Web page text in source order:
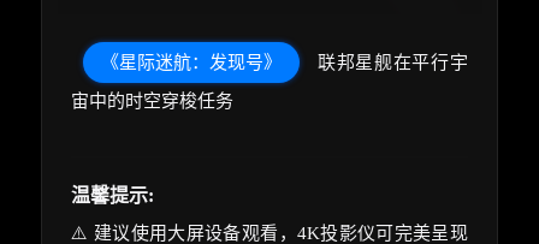
《星际迷航：发现号》
联邦星舰在平行宇
宙中的时空穿梭任务
温馨提示:
⚠️ 建议使用大屏设备观看，4K投影仪可完美呈现